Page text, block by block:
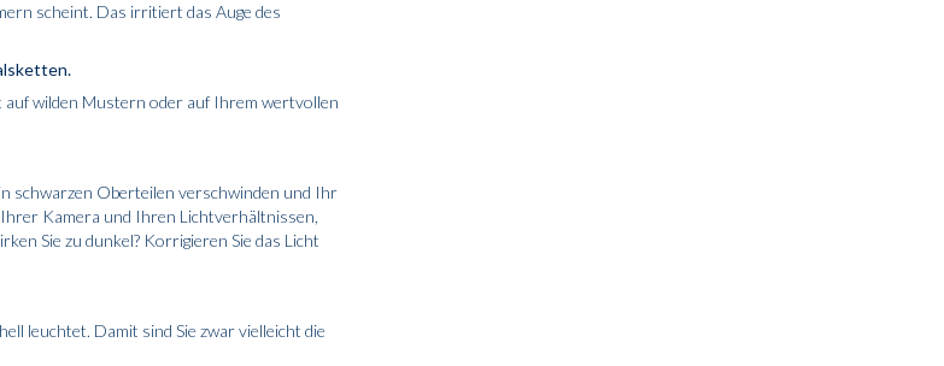
scheint. Das irritiert das Auge des
wilden Mustern oder auf Ihrem wertvollen
schwarzen Oberteilen verschwinden und Ihr
Kamera und Ihren Lichtverhältnissen,
Sie zu dunkel? Korrigieren Sie das Licht
leuchtet. Damit sind Sie zwar vielleicht die